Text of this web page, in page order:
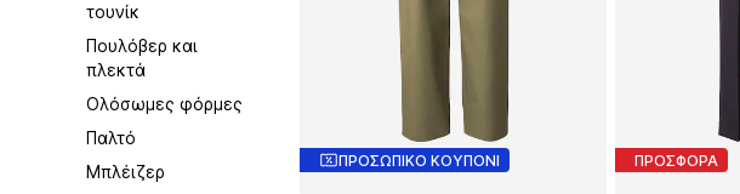
τουνίκ
Πουλόβερ και
πλεκτά
Ολόσωμες φόρμες
Παλτό
Μπλέιζερ
ΠΡΟΣΩΠΙΚΟ ΚΟΥΠΟΝΙ ΠΡΟΣΦΟΡΑ